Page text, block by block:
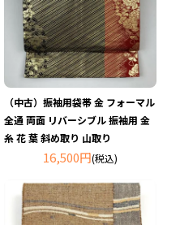
（中古）振袖用袋帯 金 フォーマル
全通 両面 リバーシブル 振袖用 金
糸 花 葉 斜め取り 山取り
16,500円(税込)